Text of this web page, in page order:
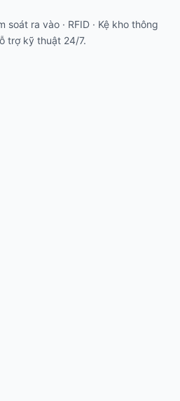
soát ra vào · RFID · Kệ kho thông
trợ kỹ thuật 24/7.